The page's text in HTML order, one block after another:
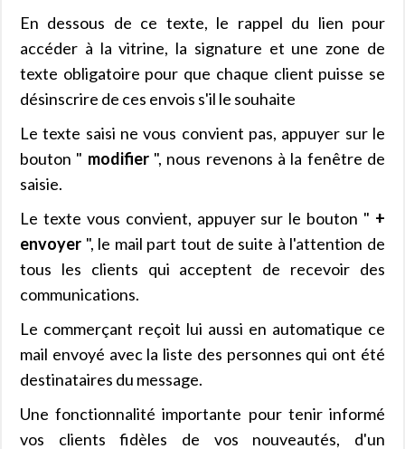
En dessous de ce texte, le rappel du lien pour
accéder à la vitrine, la signature et une zone de
texte obligatoire pour que chaque client puisse se
désinscrire de ces envois s'il le souhaite
Le texte saisi ne vous convient pas, appuyer sur le
bouton " modifier", nous revenons à la fenêtre de
saisie.
Le texte vous convient, appuyer sur le bouton " +
envoyer ", le mail part tout de suite à l'attention de
tous les clients qui acceptent de recevoir des
communications.
Le commerçant reçoit lui aussi en automatique ce
mail envoyé avec la liste des personnes qui ont été
destinataires du message.
Une fonctionnalité importante pour tenir informé
vos clients fidèles de vos nouveautés, d'un